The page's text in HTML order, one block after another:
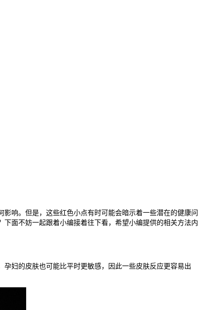
响。但是，这些红色小点有时可能会暗示着一些潜在的健康问
面不妨一起跟着小编接着往下看，希望小编提供的相关方法内
妇的皮肤也可能比平时更敏感，因此一些皮肤反应更容易出